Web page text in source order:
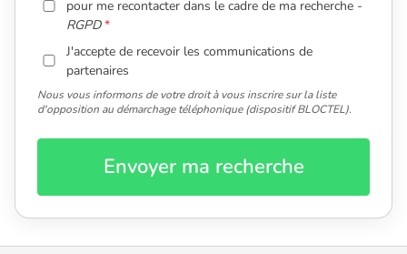
pour me recontacter dans le cadre de ma recherche -
RGPD
J'accepte de recevoir les communications de
partenaires
Nous vous informons de votre droit à vous inscrire sur la liste
d'opposition au démarchage téléphonique (dispositif BLOCTEL).
Envoyer ma recherche